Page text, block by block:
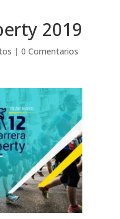
2019
| 0 Comentarios